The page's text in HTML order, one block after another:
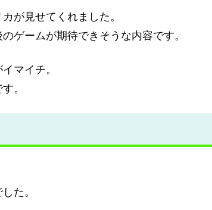
が見せてくれました。
ゲームが期待できそうな内容です。
マイチ。
。
た。